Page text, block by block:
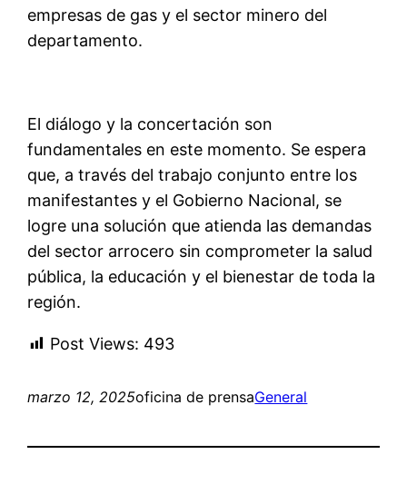
empresas de gas y el sector minero del
departamento.
El diálogo y la concertación son
fundamentales en este momento. Se espera
que, a través del trabajo conjunto entre los
manifestantes y el Gobierno Nacional, se
logre una solución que atienda las demandas
del sector arrocero sin comprometer la salud
pública, la educación y el bienestar de toda la
región.
Post Views: 493
marzo 12, 2025oficina de prensaGeneral